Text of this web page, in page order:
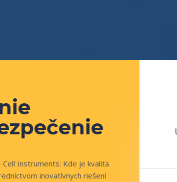
Instruments: Kde je kvalita
inovatívnych riešení